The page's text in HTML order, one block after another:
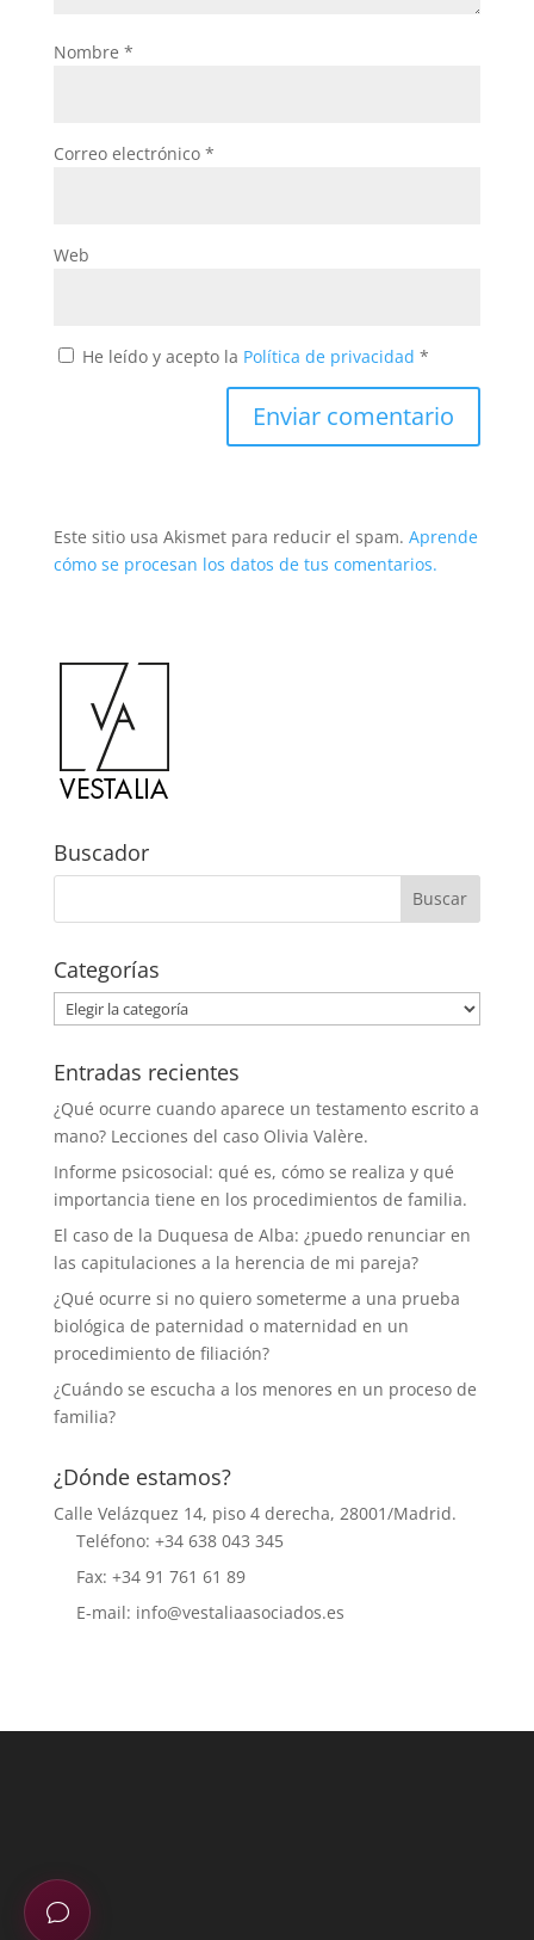
Nombre *
Correo electrónico *
Web
He leído y acepto la Política de privacidad *
Este sitio usa Akismet para reducir el spam. Aprende
cómo se procesan los datos de tus comentarios.
Buscador
Categorías
Categorías
Entradas recientes
¿Qué ocurre cuando aparece un testamento escrito a
mano? Lecciones del caso Olivia Valère.
Informe psicosocial: qué es, cómo se realiza y qué
importancia tiene en los procedimientos de familia.
El caso de la Duquesa de Alba: ¿puedo renunciar en
las capitulaciones a la herencia de mi pareja?
¿Qué ocurre si no quiero someterme a una prueba
biológica de paternidad o maternidad en un
procedimiento de filiación?
¿Cuándo se escucha a los menores en un proceso de
familia?
¿Dónde estamos?
Calle Velázquez 14, piso 4 derecha, 28001/Madrid.
Teléfono: +34 638 043 345
Fax: +34 91 761 61 89
E-mail: info@vestaliaasociados.es